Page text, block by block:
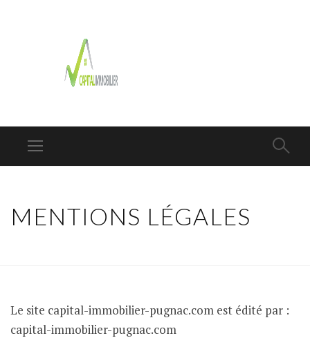
MENTIONS LÉGALES
Le site capital-immobilier-pugnac.com est édité par :
capital-immobilier-pugnac.com